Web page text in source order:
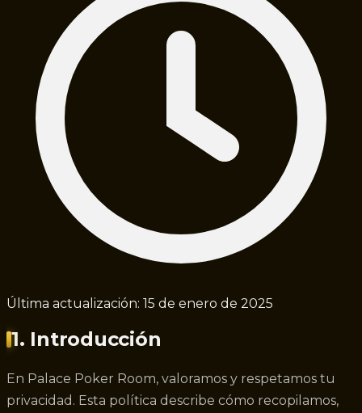
Última actualización: 15 de enero de 2025
1. Introducción
En Palace Poker Room, valoramos y respetamos tu
privacidad. Esta política describe cómo recopilamos,